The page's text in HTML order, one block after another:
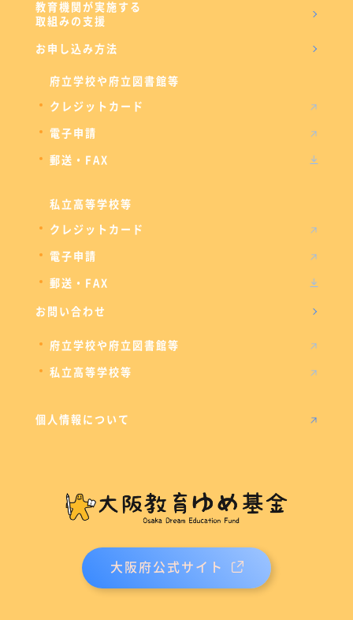
教育機関が実施する
取組みの支援
お申し込み方法
府立学校や府立図書館等
クレジットカード
電子申請
郵送・FAX
私立高等学校等
クレジットカード
電子申請
郵送・FAX
お問い合わせ
府立学校や府立図書館等
私立高等学校等
個人情報について
大阪府公式サイト